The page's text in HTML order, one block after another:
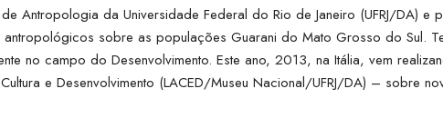
Antropologia da Universidade Federal do Rio de Janeiro (UFRJ/DA) e
sobre as populações Guarani do Mato Grosso do Sul.
no campo do Desenvolvimento. Este ano, 2013, na Itália, vem
e Desenvolvimento (LACED/Museu Nacional/UFRJ/DA) – sobre